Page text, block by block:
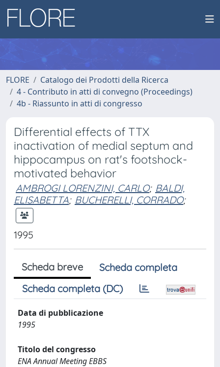
FLORE
Catalogo dei Prodotti della Ricerca
4 - Contributo in atti di convegno (Proceedings)
4b - Riassunto in atti di congresso
Differential effects of TTX
inactivation of medial septum and
hippocampus on rat's footshock-
motivated behavior
AMBROGI LORENZINI, CARLO; BALDI,
ELISABETTA; BUCHERELLI, CORRADO;
1995
Scheda breve
Scheda completa
Scheda completa (DC)
Data di pubblicazione
1995
Titolo del congresso
ENA Annual Meeting EBBS